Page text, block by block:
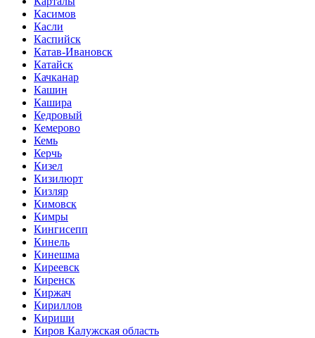
Касимов
Касли
Каспийск
Катав-Ивановск
Катайск
Качканар
Кашин
Кашира
Кедровый
Кемерово
Кемь
Керчь
Кизел
Кизилюрт
Кизляр
Кимовск
Кимры
Кингисепп
Кинель
Кинешма
Киреевск
Киренск
Киржач
Кириллов
Кириши
Киров Калужская область